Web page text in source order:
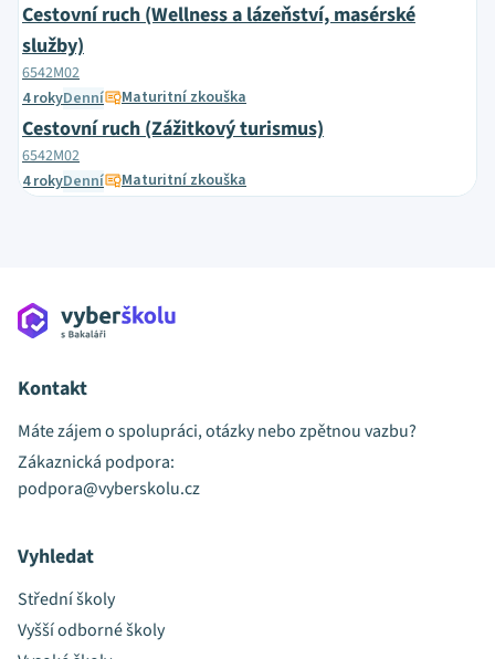
Cestovní ruch (Wellness a lázeňství, masérské
služby)
6542M02
4 rokyDenní Maturitní zkouška
Cestovní ruch (Zážitkový turismus)
6542M02
4 rokyDenní Maturitní zkouška
Kontakt
Máte zájem o spolupráci, otázky nebo zpětnou vazbu?
Zákaznická podpora:
podpora@vyberskolu.cz
Vyhledat
Střední školy
Vyšší odborné školy